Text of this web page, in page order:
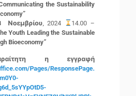
the Sustainability
Νοεμβρίου, 2024
14.00 –
Youth Leading the Sustainable
Bioeconomy”
η εγγραφή
Pages/ResponsePage.